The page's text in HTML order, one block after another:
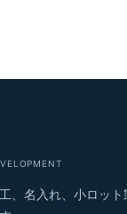
、名入れ、小ロット